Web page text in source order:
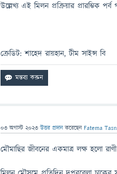
উল্লেখ্য এই মিলন প্রক্রিয়ার প্রারম্ভিক
ক্রেডিট: শাহেদ রায়হান, টীম সাইন্স বি
03 অগাস্ট 2023 উত্তর প্রদান করেছেনFatema
মৌমাছির জীবনের একমাত্র লক্ষ হলো